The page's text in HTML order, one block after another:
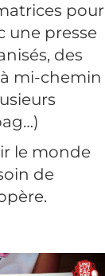
pour
une presse
des
mi-chemin
le monde
de